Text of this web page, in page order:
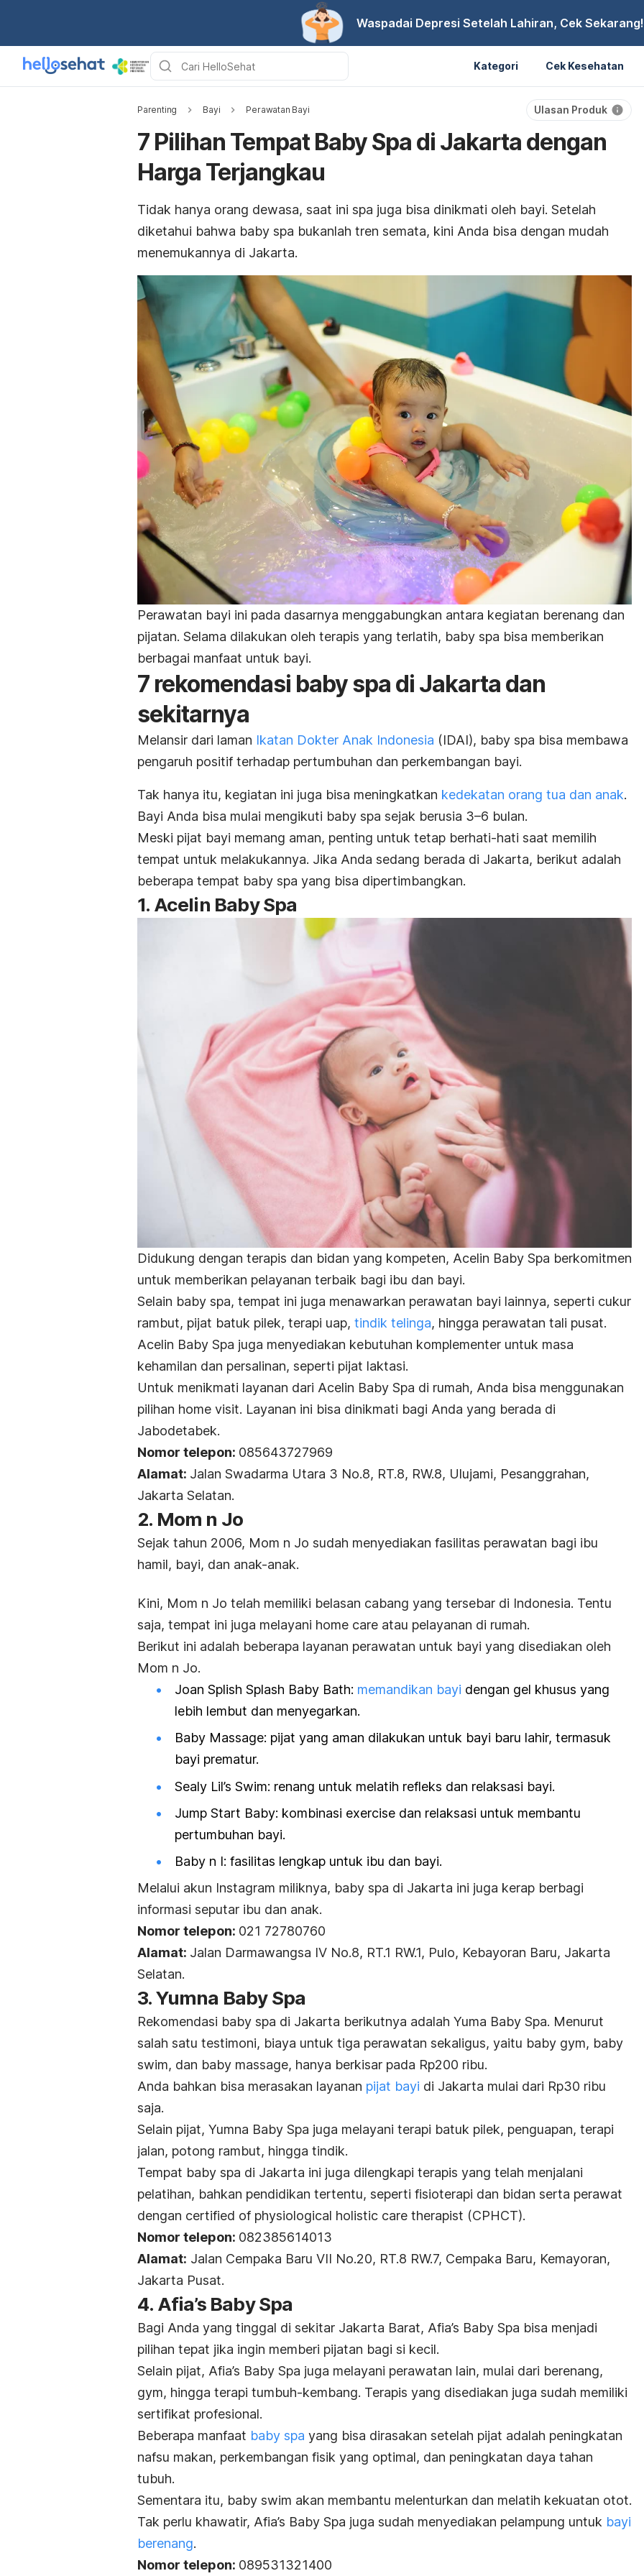
Waspadai Depresi Setelah Lahiran, Cek Sekarang!
Kategori Cek Kesehatan
Parenting Bayi Perawatan Bayi Ulasan Produk
7 Pilihan Tempat Baby Spa di Jakarta dengan
Harga Terjangkau
Tidak hanya orang dewasa, saat ini spa juga bisa dinikmati oleh bayi. Setelah
diketahui bahwa baby spa bukanlah tren semata, kini Anda bisa dengan mudah
menemukannya di Jakarta.
Perawatan bayi ini pada dasarnya menggabungkan antara kegiatan berenang dan
pijatan. Selama dilakukan oleh terapis yang terlatih, baby spa bisa memberikan
berbagai manfaat untuk bayi.
7 rekomendasi baby spa di Jakarta dan
sekitarnya
Melansir dari laman Ikatan Dokter Anak Indonesia (IDAI), baby spa bisa membawa
pengaruh positif terhadap pertumbuhan dan perkembangan bayi.
Tak hanya itu, kegiatan ini juga bisa meningkatkan kedekatan orang tua dan anak.
Bayi Anda bisa mulai mengikuti baby spa sejak berusia 3–6 bulan.
Meski pijat bayi memang aman, penting untuk tetap berhati-hati saat memilih
tempat untuk melakukannya. Jika Anda sedang berada di Jakarta, berikut adalah
beberapa tempat baby spa yang bisa dipertimbangkan.
1. Acelin Baby Spa
Didukung dengan terapis dan bidan yang kompeten, Acelin Baby Spa berkomitmen
untuk memberikan pelayanan terbaik bagi ibu dan bayi.
Selain baby spa, tempat ini juga menawarkan perawatan bayi lainnya, seperti cukur
rambut, pijat batuk pilek, terapi uap, tindik telinga, hingga perawatan tali pusat.
Acelin Baby Spa juga menyediakan kebutuhan komplementer untuk masa
kehamilan dan persalinan, seperti pijat laktasi.
Untuk menikmati layanan dari Acelin Baby Spa di rumah, Anda bisa menggunakan
pilihan home visit. Layanan ini bisa dinikmati bagi Anda yang berada di
Jabodetabek.
Nomor telepon: 085643727969
Alamat: Jalan Swadarma Utara 3 No.8, RT.8, RW.8, Ulujami, Pesanggrahan,
Jakarta Selatan.
2. Mom n Jo
Sejak tahun 2006, Mom n Jo sudah menyediakan fasilitas perawatan bagi ibu
hamil, bayi, dan anak-anak.
Kini, Mom n Jo telah memiliki belasan cabang yang tersebar di Indonesia. Tentu
saja, tempat ini juga melayani home care atau pelayanan di rumah.
Berikut ini adalah beberapa layanan perawatan untuk bayi yang disediakan oleh
Mom n Jo.
Joan Splish Splash Baby Bath: memandikan bayi dengan gel khusus yang
lebih lembut dan menyegarkan.
Baby Massage: pijat yang aman dilakukan untuk bayi baru lahir, termasuk
bayi prematur.
Sealy Lil’s Swim: renang untuk melatih refleks dan relaksasi bayi.
Jump Start Baby: kombinasi exercise dan relaksasi untuk membantu
pertumbuhan bayi.
Baby n I: fasilitas lengkap untuk ibu dan bayi.
Melalui akun Instagram miliknya, baby spa di Jakarta ini juga kerap berbagi
informasi seputar ibu dan anak.
Nomor telepon: 021 72780760
Alamat: Jalan Darmawangsa IV No.8, RT.1 RW.1, Pulo, Kebayoran Baru, Jakarta
Selatan.
3. Yumna Baby Spa
Rekomendasi baby spa di Jakarta berikutnya adalah Yuma Baby Spa. Menurut
salah satu testimoni, biaya untuk tiga perawatan sekaligus, yaitu baby gym, baby
swim, dan baby massage, hanya berkisar pada Rp200 ribu.
Anda bahkan bisa merasakan layanan pijat bayi di Jakarta mulai dari Rp30 ribu
saja.
Selain pijat, Yumna Baby Spa juga melayani terapi batuk pilek, penguapan, terapi
jalan, potong rambut, hingga tindik.
Tempat baby spa di Jakarta ini juga dilengkapi terapis yang telah menjalani
pelatihan, bahkan pendidikan tertentu, seperti fisioterapi dan bidan serta perawat
dengan certified of physiological holistic care therapist (CPHCT).
Nomor telepon: 082385614013
Alamat: Jalan Cempaka Baru VII No.20, RT.8 RW.7, Cempaka Baru, Kemayoran,
Jakarta Pusat.
4. Afia’s Baby Spa
Bagi Anda yang tinggal di sekitar Jakarta Barat, Afia’s Baby Spa bisa menjadi
pilihan tepat jika ingin memberi pijatan bagi si kecil.
Selain pijat, Afia’s Baby Spa juga melayani perawatan lain, mulai dari berenang,
gym, hingga terapi tumbuh-kembang. Terapis yang disediakan juga sudah memiliki
sertifikat profesional.
Beberapa manfaat baby spa yang bisa dirasakan setelah pijat adalah peningkatan
nafsu makan, perkembangan fisik yang optimal, dan peningkatan daya tahan
tubuh.
Sementara itu, baby swim akan membantu melenturkan dan melatih kekuatan otot.
Tak perlu khawatir, Afia’s Baby Spa juga sudah menyediakan pelampung untuk bayi
berenang.
Nomor telepon: 089531321400